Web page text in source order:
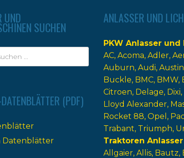
UND
SUCHEN
(PDF)
Datenblätter
ANLASSER UND
PKW Anlasser
AC Acoma Adler
Auburn Audi Austin
Buckle BMC BMW
Citroen Delage Dixi
Lloyd Alexander
Rocket 88 Opel
Trabant Triumph
Traktoren
Allgaier Allis Bautz